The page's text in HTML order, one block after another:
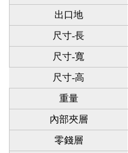
出口地
尺寸-長
尺寸-寬
尺寸-高
重量
內部夾層
零錢層